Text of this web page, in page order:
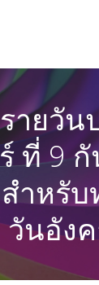
ายวัน
ที่ 9
ำหรั
วันอัง